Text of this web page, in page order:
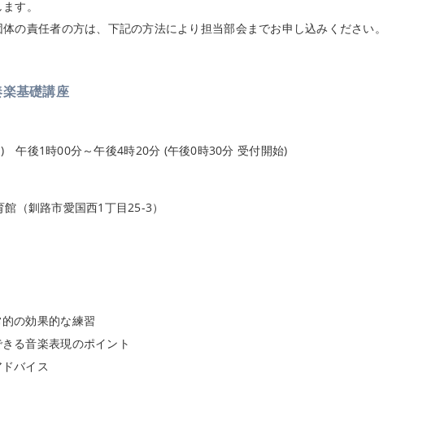
す。
の責任者の方は、下記の方法により担当部会までお申し込みください。
基礎講座
午後1時00分～午後4時20分 (午後0時30分 受付開始)
（釧路市愛国西1丁目25-3）
の効果的な練習
る音楽表現のポイント
バイス